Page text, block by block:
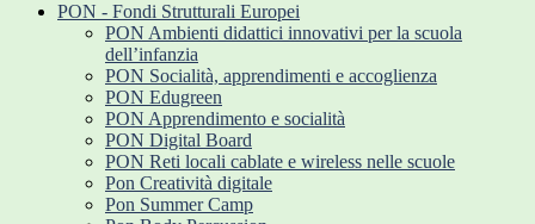
PON - Fondi Strutturali Europei
PON Ambienti didattici innovativi per la scuola
dell’infanzia
PON Socialità, apprendimenti e accoglienza
PON Edugreen
PON Apprendimento e socialità
PON Digital Board
PON Reti locali cablate e wireless nelle scuole
Pon Creatività digitale
Pon Summer Camp